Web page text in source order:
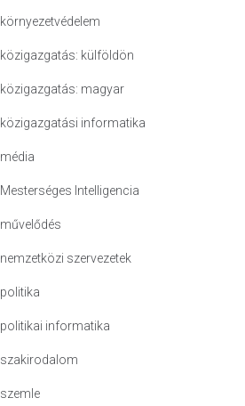
környezetvédelem
közigazgatás: külföldön
közigazgatás: magyar
közigazgatási informatika
média
Mesterséges Intelligencia
művelődés
nemzetközi szervezetek
politika
politikai informatika
szakirodalom
szemle